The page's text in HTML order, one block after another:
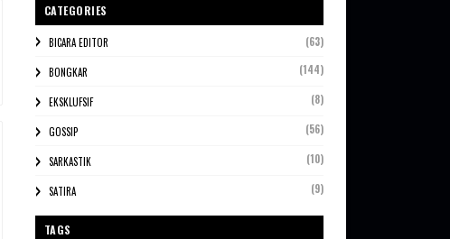
CATEGORIES
BICARA EDITOR (63)
BONGKAR (144)
EKSKLUFSIF (8)
GOSSIP (56)
SARKASTIK (10)
SATIRA (9)
TAGS